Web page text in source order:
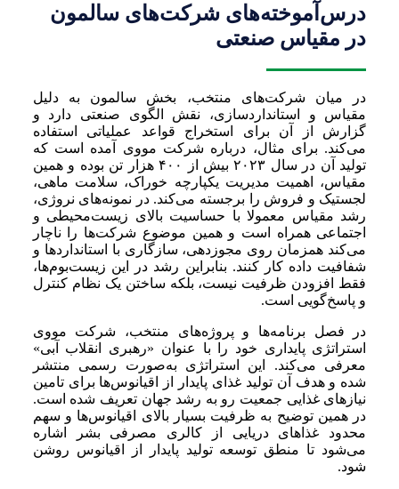
درس‌آموخته‌های شرکت‌های سالمون
در مقیاس صنعتی
در میان شرکت‌های منتخب، بخش سالمون به دلیل
مقیاس و استانداردسازی، نقش الگوی صنعتی دارد و
گزارش از آن برای استخراج قواعد عملیاتی استفاده
می‌کند. برای مثال، درباره شرکت مووی آمده است که
تولید آن در سال ۲۰۲۳ بیش از ۴۰۰ هزار تن بوده و همین
مقیاس، اهمیت مدیریت یکپارچه خوراک، سلامت ماهی،
لجستیک و فروش را برجسته می‌کند. در نمونه‌های نروژی،
رشد مقیاس معمولا با حساسیت بالای زیست‌محیطی و
اجتماعی همراه است و همین موضوع شرکت‌ها را ناچار
می‌کند همزمان روی مجوزدهی، سازگاری با استانداردها و
شفافیت داده کار کنند. بنابراین رشد در این زیست‌بوم‌ها،
فقط افزودن ظرفیت نیست، بلکه ساختن یک نظام کنترل
و پاسخ‌گویی است.
در فصل برنامه‌ها و پروژه‌های منتخب، شرکت مووی
استراتژی پایداری خود را با عنوان «رهبری انقلاب آبی»
معرفی می‌کند. این استراتژی به‌صورت رسمی منتشر
شده و هدف آن تولید غذای پایدار از اقیانوس‌ها برای تامین
نیازهای غذایی جمعیت رو به رشد جهان تعریف شده است.
در همین توضیح به ظرفیت بسیار بالای اقیانوس‌ها و سهم
محدود غذاهای دریایی از کالری مصرفی بشر اشاره
می‌شود تا منطق توسعه تولید پایدار از اقیانوس روشن
شود.